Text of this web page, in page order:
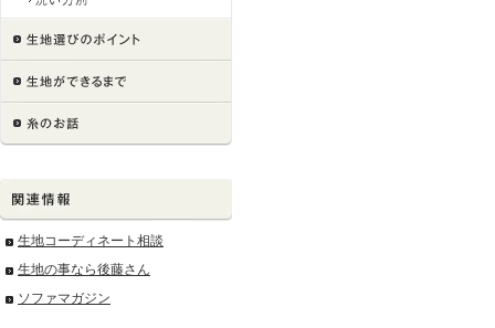
生地コーディネート相談
生地の事なら後藤さん
ソファマガジン